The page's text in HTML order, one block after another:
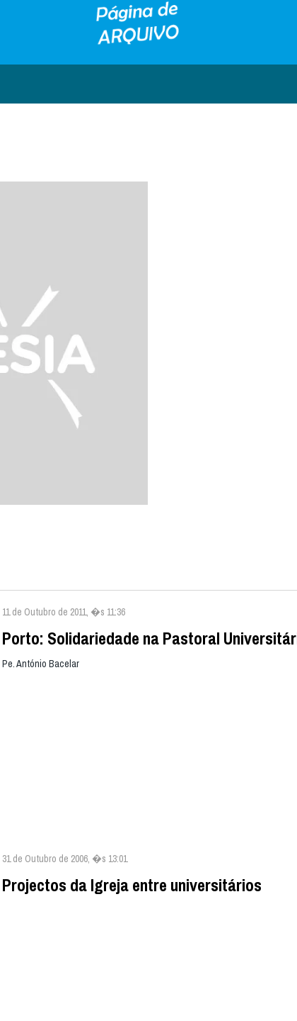
11 de Outubro de 2011, �s 11:36
Porto: Solidariedade na Pastoral
Pe. António Bacelar
31 de Outubro de 2006, �s 13:01
Projectos da Igreja entre universitários